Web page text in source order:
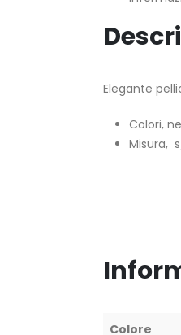
Elegante
Colori,
Misura,
Colore